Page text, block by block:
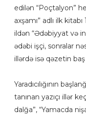
edilən “Poçtalyon”
axşamı” adlı ilk
ildən “Ədəbiyyat və
ədəbi işçi, sonralar
illərdə isə qəzetin
Yaradıcılığının
tanınan yazıçı illər
dalğa”, “Yamacda